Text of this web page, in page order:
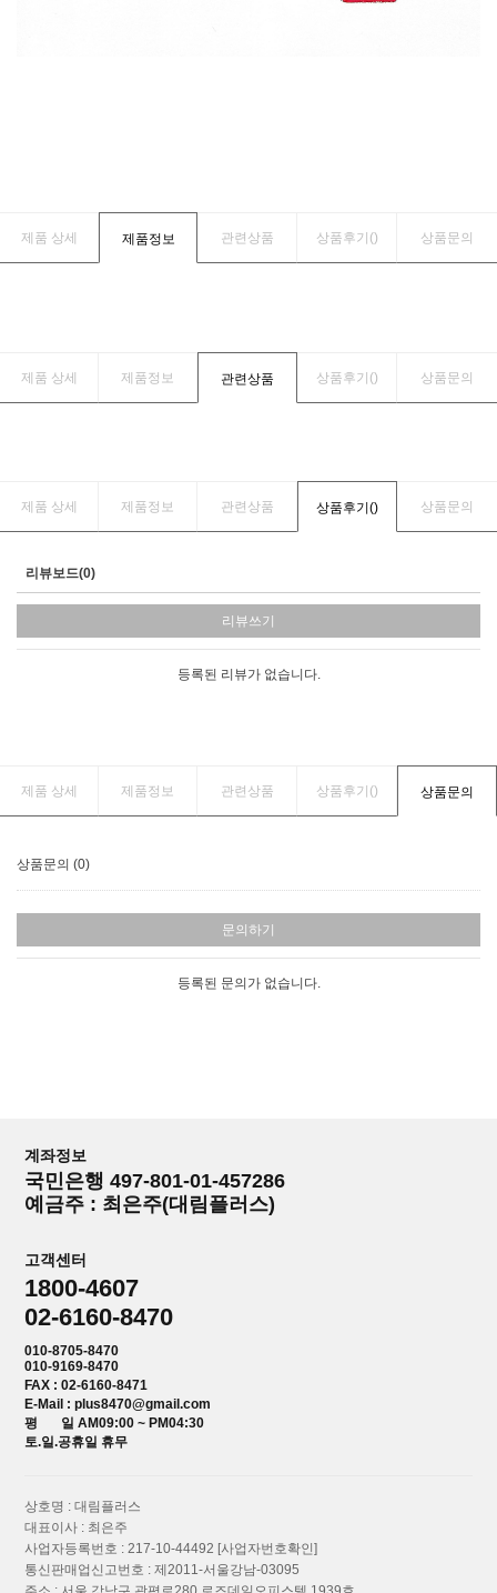
제품 상세 제품정보 관련상품 상품후기() 상품문의
제품 상세 제품정보 관련상품 상품후기() 상품문의
제품 상세 제품정보 관련상품 상품후기() 상품문의
리뷰보드(0)
리뷰쓰기
등록된 리뷰가 없습니다.
제품 상세 제품정보 관련상품 상품후기() 상품문의
상품문의 (0)
문의하기
등록된 문의가 없습니다.
계좌정보
국민은행 497-801-01-457286
예금주 : 최은주(대림플러스)
고객센터
1800-4607
02-6160-8470
010-8705-8470
010-9169-8470
FAX : 02-6160-8471
E-Mail : plus8470@gmail.com
평 일 AM09:00 ~ PM04:30
토.일.공휴일 휴무
상호명 : 대림플러스
대표이사 : 최은주
사업자등록번호 : 217-10-44492 [사업자번호확인]
통신판매업신고번호 : 제2011-서울강남-03095